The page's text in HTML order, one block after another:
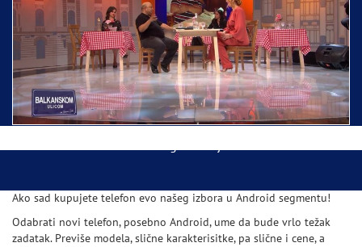
Ispraćaj Pojasa Presvete Bogorodice danas iz
Hrama Svetog Save
Ako sad kupujete telefon evo našeg izbora u Android segmentu!
Odabrati novi telefon, posebno Android, ume da bude vrlo težak
zadatak. Previše modela, slične karakterisitke, pa slične i cene, a